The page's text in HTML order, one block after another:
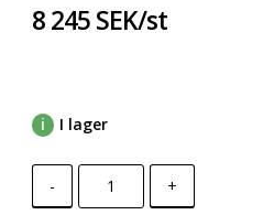
8 245 SEK/st
I lager
- +